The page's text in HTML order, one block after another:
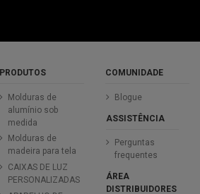
PRODUTOS
Molduras de
alumínio sob
medida
Molduras de
madeira para tela
CAIXAS DE LUZ
PERSONALIZADAS
COMUNIDADE
Blogue
ASSISTÊNCIA
Perguntas
frequentes
ÁREA
DISTRIBUIDORES